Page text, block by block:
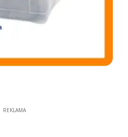
REKLAMA